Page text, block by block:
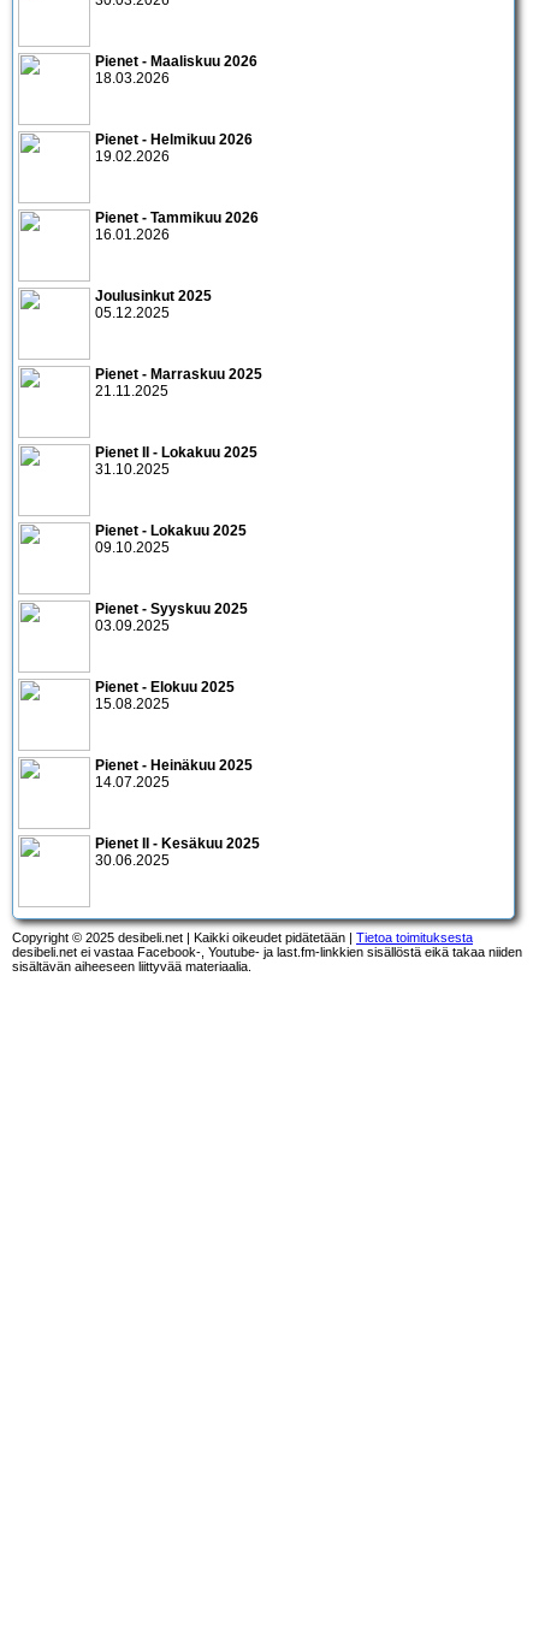
Pienet - Maaliskuu 2026
18.03.2026
Pienet - Helmikuu 2026
19.02.2026
Pienet - Tammikuu 2026
16.01.2026
Joulusinkut 2025
05.12.2025
Pienet - Marraskuu 2025
21.11.2025
Pienet II - Lokakuu 2025
31.10.2025
Pienet - Lokakuu 2025
09.10.2025
Pienet - Syyskuu 2025
03.09.2025
Pienet - Elokuu 2025
15.08.2025
Pienet - Heinäkuu 2025
14.07.2025
Pienet II - Kesäkuu 2025
30.06.2025
Copyright © 2025 desibeli.net | Kaikki oikeudet pidätetään | Tietoa toimituksesta
desibeli.net ei vastaa Facebook-, Youtube- ja last.fm-linkkien sisällöstä eikä takaa niiden
sisältävän aiheeseen liittyvää materiaalia.